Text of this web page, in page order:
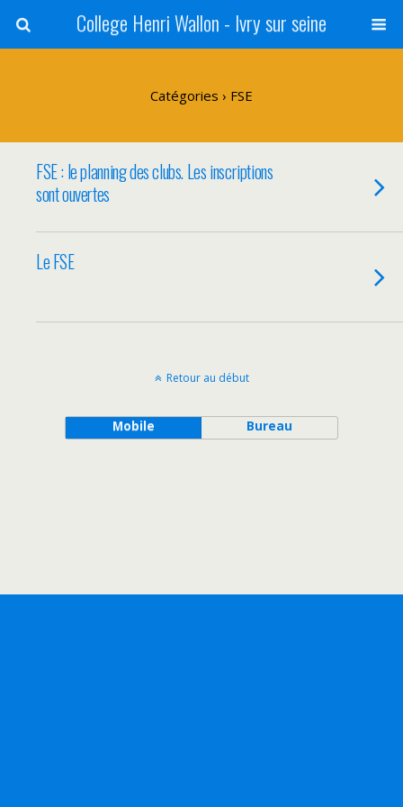
College Henri Wallon - Ivry sur seine
Catégories › FSE
FSE : le planning des clubs. Les inscriptions
sont ouvertes
Le FSE
Retour au début
Mobile Bureau